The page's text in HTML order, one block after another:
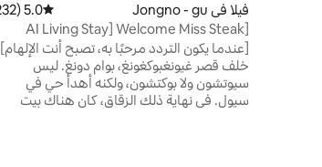
فيلا في Jongno - gu متوسط التقييم 5.0 من
5.0 (232)
[AI Living Stay] Welcome Miss Steak
House - إقامة في هانوك مستقل في بوام
دونغ، جونغرو
[عندما يكون التردد مرحبًا به، تصبح أنت الإلهام]
خلف قصر غيونغبوكغونغ، بوام دونغ. ليس
سيوتشون ولا بوكتشون، ولكنه أهدأ حي في
سيول. في نهاية ذلك الزقاق، كان هناك بيت